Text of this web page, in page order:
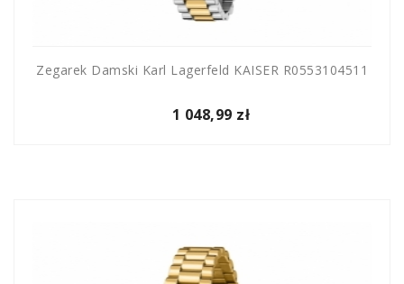
Zegarek Damski Karl Lagerfeld KAISER R0553104511
1 048,99 zł